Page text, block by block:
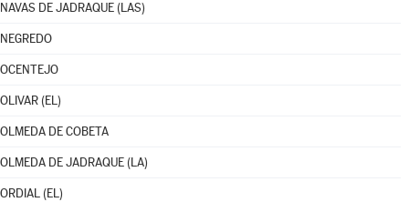
NAVAS DE JADRAQUE (LAS)
NEGREDO
OCENTEJO
OLIVAR (EL)
OLMEDA DE COBETA
OLMEDA DE JADRAQUE (LA)
ORDIAL (EL)